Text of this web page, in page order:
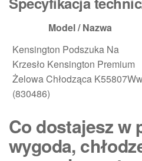
Model / Nazwa
Kensington Podszuka Na
Krzesło Kensington Premium
Żelowa Chłodząca
(830486)
Co dostajesz w
wygoda,